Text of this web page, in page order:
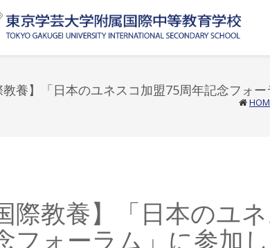
教養】「日本のユネスコ加盟75周年記念フォ
際教養】「日本のユ
フォーラム」に参加し